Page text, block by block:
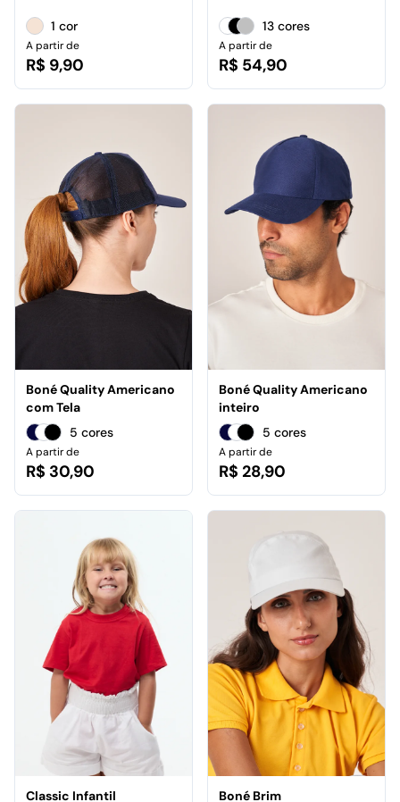
1 cor
A partir de
R$ 9,90
13 cores
A partir de
R$ 54,90
Boné Quality Americano
com Tela
5 cores
A partir de
R$ 30,90
Boné Quality Americano
inteiro
5 cores
A partir de
R$ 28,90
Classic Infantil Boné Brim